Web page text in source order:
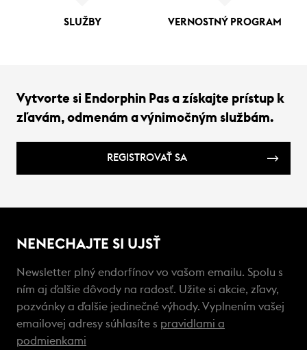
SLUŽBY VERNOSTNÝ PROGRAM
Vytvorte si Endorphin Pas a získajte prístup k
zľavám, odmenám a výnimočným službám.
REGISTROVAŤ SA
NENECHAJTE SI UJSŤ
Newsletter plný endorfínov vo vašom emailu. Spolu s
ním aj ďalšie dôvody na radosť. Užite si akcie, zľavy,
pozvánky a ďalšie jedinečné výhody. Vyplnením vašej
emailovej adresy súhlasíte s pravidlami a
podmienkami